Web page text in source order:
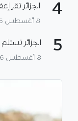
4 الجزائر تقر
8 أغسطس 2026
5 الجزائر
8 أغسطس 2026